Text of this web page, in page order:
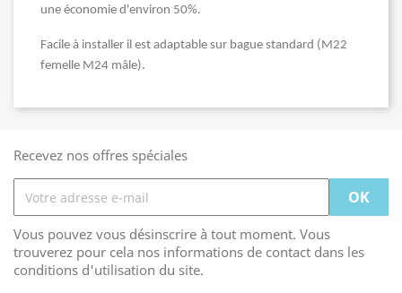
une économie d'environ 50%.
Facile à installer il est adaptable sur bague standard (M22
femelle M24 mâle).
Recevez nos offres spéciales
Vous pouvez vous désinscrire à tout moment. Vous
trouverez pour cela nos informations de contact dans les
conditions d'utilisation du site.